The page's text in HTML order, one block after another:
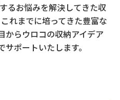
るお悩みを解決してきた収
これまでに培ってきた豊富な
からウロコの収納アイデア
ポートいたします。